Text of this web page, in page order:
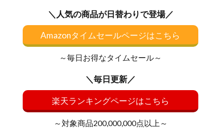
＼人気の商品が日替わりで登場／
Amazonタイムセールページはこちら
～毎日お得なタイムセール～
＼毎日更新／
楽天ランキングページはこちら
～対象商品200,000,000点以上～